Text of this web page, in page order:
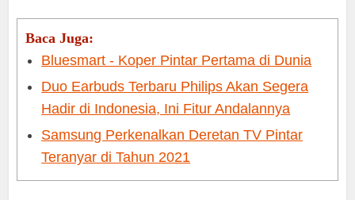
Baca Juga:
Bluesmart - Koper Pintar Pertama di Dunia
Duo Earbuds Terbaru Philips Akan Segera
Hadir di Indonesia, Ini Fitur Andalannya
Samsung Perkenalkan Deretan TV Pintar
Teranyar di Tahun 2021